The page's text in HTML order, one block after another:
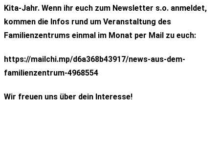
Kita-Jahr. Wenn ihr euch zum Newsletter s.o. anmeldet,
kommen die Infos rund um Veranstaltung des
Familienzentrums einmal im Monat per Mail zu euch:
https://mailchi.mp/d6a368b43917/news-aus-dem-
familienzentrum-4968554
Wir freuen uns über dein Interesse!